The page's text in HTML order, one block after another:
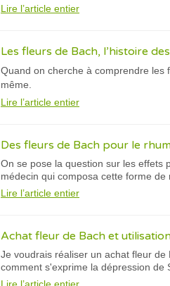
Lire l’article entier
Les fleurs de Bach, l’histoire
Quand on cherche à comprendre les
même.
Lire l’article entier
Des fleurs de Bach pour le
On se pose la question sur les effets
médecin qui composa cette forme de
Lire l’article entier
Achat fleur de Bach et
Je voudrais réaliser un achat fleur
comment s'exprime la dépression de